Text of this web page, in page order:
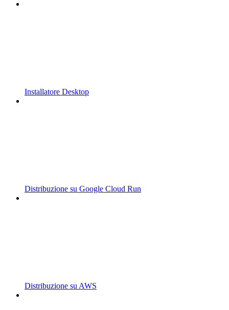
Installatore Desktop
Distribuzione su Google Cloud Run
Distribuzione su AWS